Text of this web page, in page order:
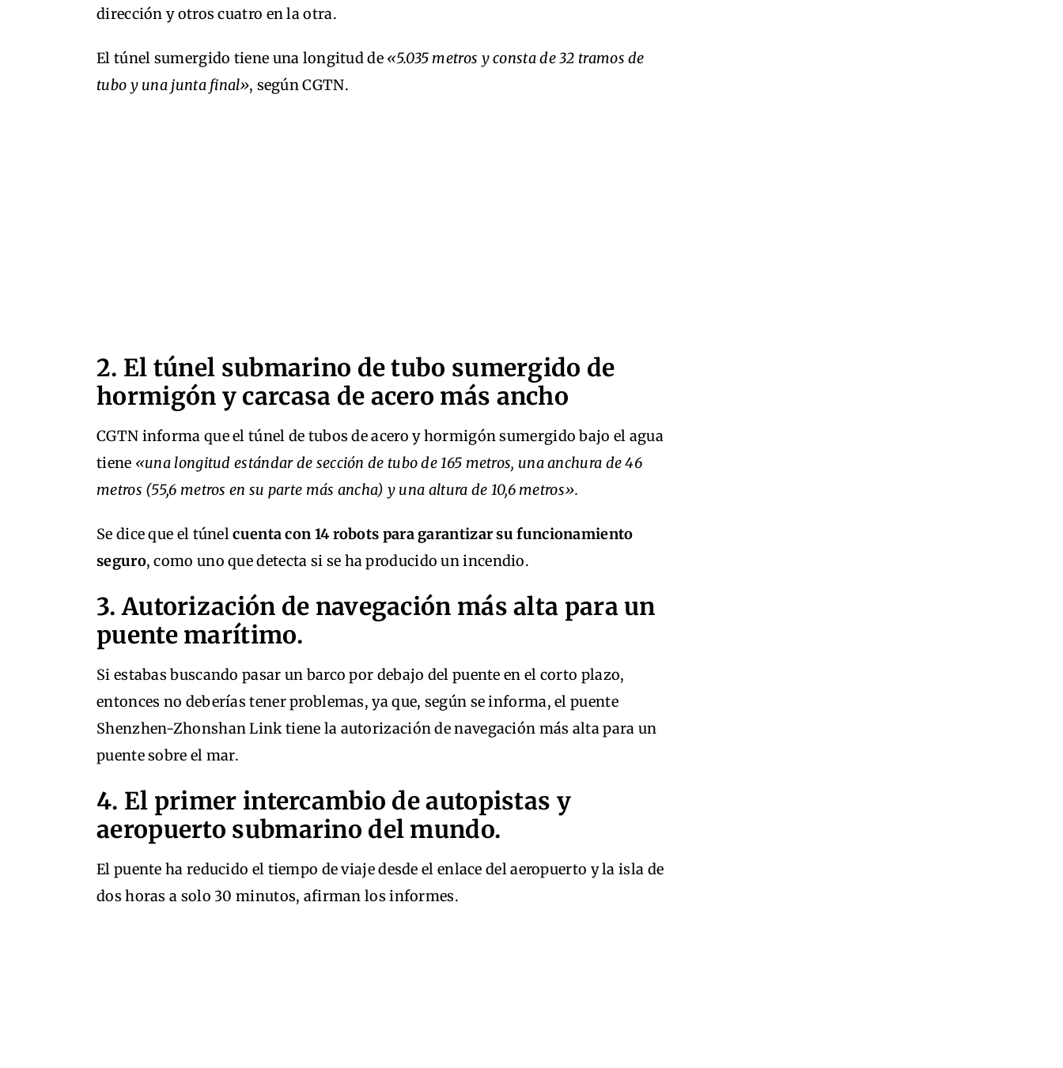
dirección y otros cuatro en la otra.
El túnel sumergido tiene una longitud de «5.035 metros y consta de 32 tramos de
tubo y una junta final», según CGTN.
2. El túnel submarino de tubo sumergido de
hormigón y carcasa de acero más ancho
CGTN informa que el túnel de tubos de acero y hormigón sumergido bajo el agua
tiene «una longitud estándar de sección de tubo de 165 metros, una anchura de 46
metros (55,6 metros en su parte más ancha) y una altura de 10,6 metros».
Se dice que el túnelcuenta con 14 robots para garantizar su funcionamiento
seguro, como uno que detecta si se ha producido un incendio.
3. Autorización de navegación más alta para un
puente marítimo.
Si estabas buscando pasar un barco por debajo del puente en el corto plazo,
entonces no deberías tener problemas, ya que, según se informa, el puente
Shenzhen-Zhonshan Link tiene la autorización de navegación más alta para un
puente sobre el mar.
4. El primer intercambio de autopistas y
aeropuerto submarino del mundo.
El puente ha reducido el tiempo de viaje desde el enlace del aeropuerto y la isla de
dos horas a solo 30 minutos, afirman los informes.